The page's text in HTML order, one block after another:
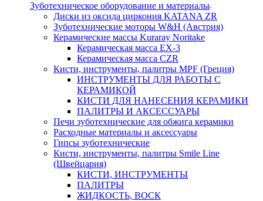
Зуботехническое оборудование и материалы
Диски из оксида циркония KATANA ZR
Зуботехнические моторы W&H (Австрия)
Керамические массы Kuraray Noritake
Керамическая масса EX-3
Керамическая масса CZR
Кисти, инструменты, палитры MPF (Греция)
ИНСТРУМЕНТЫ ДЛЯ РАБОТЫ С
КЕРАМИКОЙ
КИСТИ ДЛЯ НАНЕСЕНИЯ КЕРАМИКИ
ПАЛИТРЫ И АКСЕССУАРЫ
Печи зуботехнические для обжига керамики
Расходные материалы и аксессуары
Гипсы зуботехнические
Кисти, инструменты, палитры Smile Line
(Швейцария)
КИСТИ, ИНСТРУМЕНТЫ
ПАЛИТРЫ
ЖИДКОСТЬ, ВОСК